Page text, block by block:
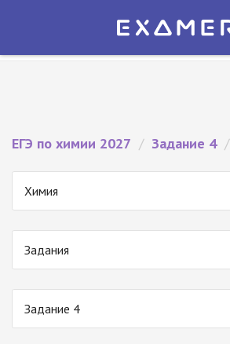
Экзамер — ЕГЭ 2027
ЕГЭ по химии 2027 / Задание 4 /
Химия
Задания
Задание 4